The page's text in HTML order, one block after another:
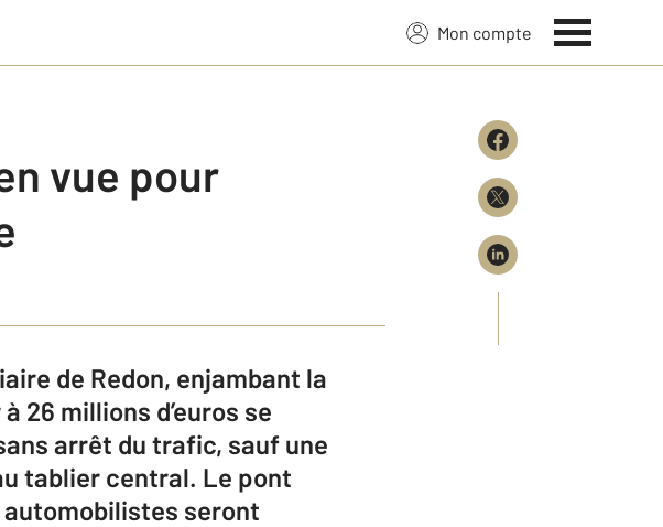
Mon compte
vue pour
de Redon, enjambant la
26 millions d’euros se
arrêt du trafic, sauf une
tablier central. Le pont
seront